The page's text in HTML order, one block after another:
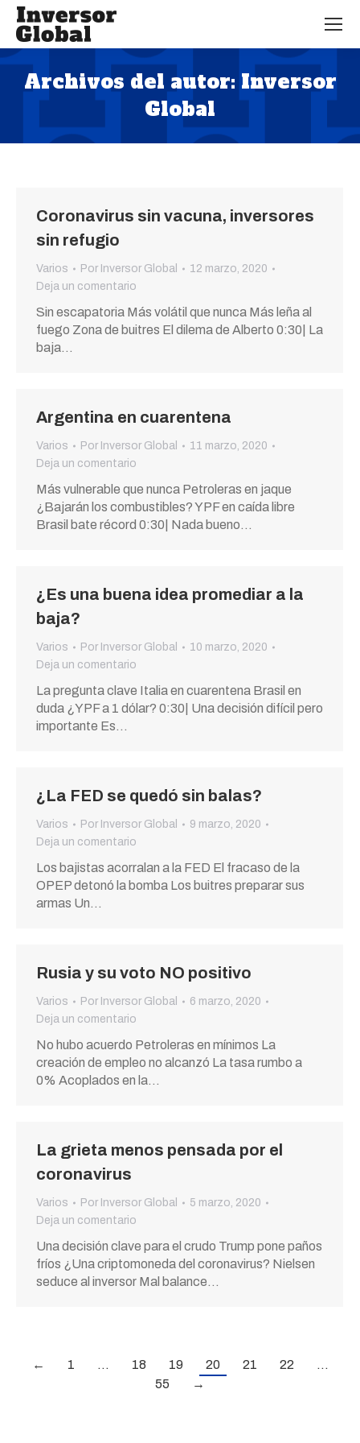
Archivos del autor: Inversor
Global
Estás aquí:
Coronavirus sin vacuna, inversores
sin refugio
Varios Por Inversor Global
12 marzo, 2020
Deja un comentario
Sin escapatoria Más volátil que nunca Más leña al
fuego Zona de buitres El dilema de Alberto 0:30| La
baja…
Argentina en cuarentena
Varios Por Inversor Global
11 marzo, 2020
Deja un comentario
Más vulnerable que nunca Petroleras en jaque
¿Bajarán los combustibles? YPF en caída libre
Brasil bate récord 0:30| Nada bueno…
¿Es una buena idea promediar a la
baja?
Varios Por Inversor Global
10 marzo, 2020
Deja un comentario
La pregunta clave Italia en cuarentena Brasil en
duda ¿YPF a 1 dólar? 0:30| Una decisión difícil pero
importante Es…
¿La FED se quedó sin balas?
Varios Por Inversor Global
9 marzo, 2020
Deja un comentario
Los bajistas acorralan a la FED El fracaso de la
OPEP detonó la bomba Los buitres preparar sus
armas Un…
Rusia y su voto NO positivo
Varios Por Inversor Global
6 marzo, 2020
Deja un comentario
No hubo acuerdo Petroleras en mínimos La
creación de empleo no alcanzó La tasa rumbo a
0% Acoplados en la…
La grieta menos pensada por el
coronavirus
Varios Por Inversor Global
5 marzo, 2020
Deja un comentario
Una decisión clave para el crudo Trump pone paños
fríos ¿Una criptomoneda del coronavirus? Nielsen
seduce al inversor Mal balance…
← 1 … 18 19 20 21 22
…
55
→